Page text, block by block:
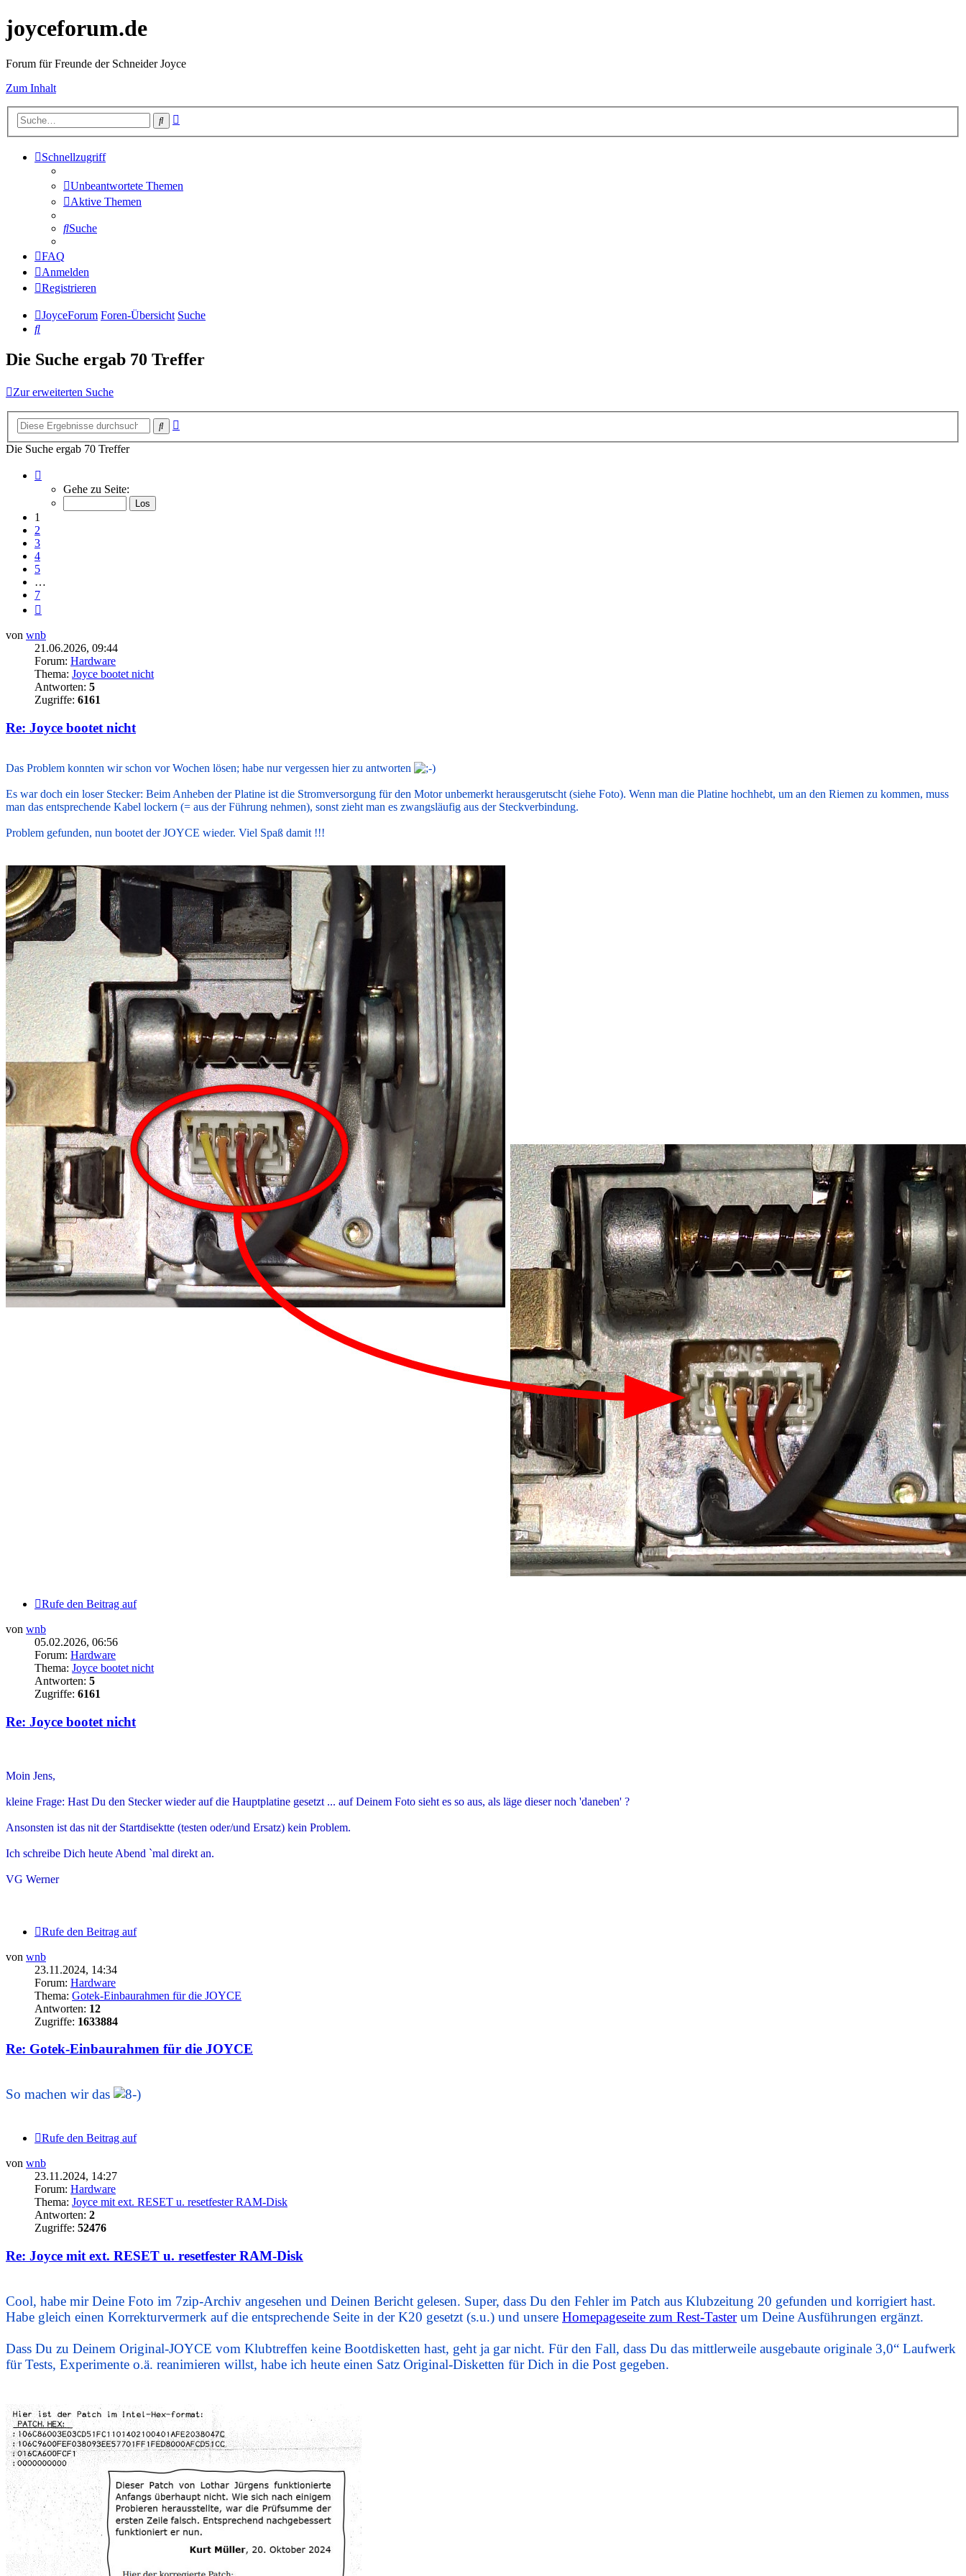
joyceforum.de
Forum für Freunde der Schneider Joyce
Zum Inhalt
Suche
Schnellzugriff
Unbeantwortete Themen
Aktive Themen
Suche
FAQ
Anmelden
Registrieren
JoyceForum Foren-Übersicht Suche
Suche
Die Suche ergab 70 Treffer
Zur erweiterten Suche
Suche
Die Suche ergab 70 Treffer
von
Gehe zu Seite:
1
2
3
4
5
…
7
von wnb
21.06.2026, 09:44
Forum: Hardware
Thema: Joyce bootet nicht
Antworten: 5
Zugriffe: 6161
Re: Joyce bootet nicht
Das Problem konnten wir schon vor Wochen lösen; habe nur vergessen hier zu antworten
Es war doch ein loser Stecker: Beim Anheben der Platine ist die Stromversorgung für den Motor unbemerkt herausgerutscht (siehe Foto). Wenn man die Platine hochhebt, um an den Riemen zu kommen, muss
man das entsprechende Kabel lockern (= aus der Führung nehmen), sonst zieht man es zwangsläufig aus der Steckverbindung.
Problem gefunden, nun bootet der JOYCE wieder. Viel Spaß damit !!!
Rufe den Beitrag auf
von wnb
05.02.2026, 06:56
Forum: Hardware
Thema: Joyce bootet nicht
Antworten: 5
Zugriffe: 6161
Re: Joyce bootet nicht
Moin Jens,
kleine Frage: Hast Du den Stecker wieder auf die Hauptplatine gesetzt ... auf Deinem Foto sieht es so aus, als läge dieser noch 'daneben' ?
Ansonsten ist das nit der Startdisektte (testen oder/und Ersatz) kein Problem.
Ich schreibe Dich heute Abend `mal direkt an.
VG Werner
Rufe den Beitrag auf
von wnb
23.11.2024, 14:34
Forum: Hardware
Thema: Gotek-Einbaurahmen für die JOYCE
Antworten: 12
Zugriffe: 1633884
Re: Gotek-Einbaurahmen für die JOYCE
So machen wir das
Rufe den Beitrag auf
von wnb
23.11.2024, 14:27
Forum: Hardware
Thema: Joyce mit ext. RESET u. resetfester RAM-Disk
Antworten: 2
Zugriffe: 52476
Re: Joyce mit ext. RESET u. resetfester RAM-Disk
Cool, habe mir Deine Foto im 7zip-Archiv angesehen und Deinen Bericht gelesen. Super, dass Du den Fehler im Patch aus Klubzeitung 20 gefunden und korrigiert hast.
Habe gleich einen Korrekturvermerk auf die entsprechende Seite in der K20 gesetzt (s.u.) und unsere Homepageseite zum Rest-Tasterum Deine Ausführungen ergänzt.
Dass Du zu Deinem Original-JOYCE vom Klubtreffen keine Bootdisketten hast, geht ja gar nicht. Für den Fall, dass Du das mittlerweile ausgebaute originale 3,0“ Laufwerk
für Tests, Experimente o.ä. reanimieren willst, habe ich heute einen Satz Original-Disketten für Dich in die Post gegeben.